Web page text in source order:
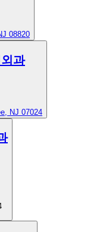
08820
과
NJ 07024